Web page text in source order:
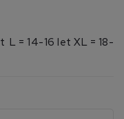
L = 14-16 let XL = 18-